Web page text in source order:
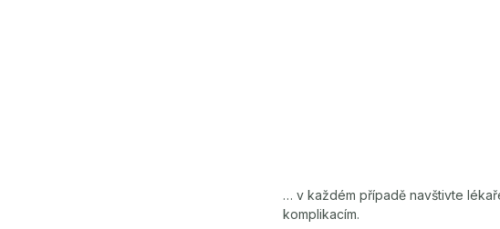
… v každém případě navštivte
komplikacím.